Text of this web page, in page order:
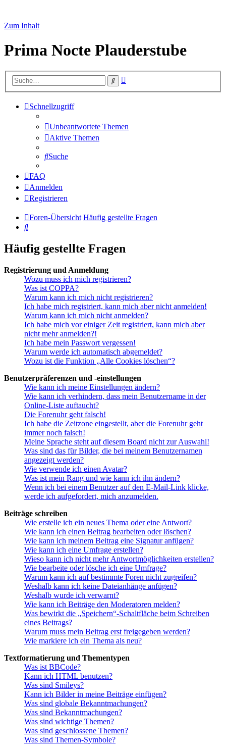
Zum Inhalt
Prima Nocte Plauderstube
Suche
Schnellzugriff
Unbeantwortete Themen
Aktive Themen
Suche
FAQ
Anmelden
Registrieren
Foren-Übersicht Häufig gestellte Fragen
Suche
Häufig gestellte Fragen
Registrierung und Anmeldung
Wozu muss ich mich registrieren?
Was ist COPPA?
Warum kann ich mich nicht registrieren?
Ich habe mich registriert, kann mich aber nicht anmelden!
Warum kann ich mich nicht anmelden?
Ich habe mich vor einiger Zeit registriert, kann mich aber
nicht mehr anmelden?!
Ich habe mein Passwort vergessen!
Warum werde ich automatisch abgemeldet?
Wozu ist die Funktion „Alle Cookies löschen“?
Benutzerpräferenzen und -einstellungen
Wie kann ich meine Einstellungen ändern?
Wie kann ich verhindern, dass mein Benutzername in der
Online-Liste auftaucht?
Die Forenuhr geht falsch!
Ich habe die Zeitzone eingestellt, aber die Forenuhr geht
immer noch falsch!
Meine Sprache steht auf diesem Board nicht zur Auswahl!
Was sind das für Bilder, die bei meinem Benutzernamen
angezeigt werden?
Wie verwende ich einen Avatar?
Was ist mein Rang und wie kann ich ihn ändern?
Wenn ich bei einem Benutzer auf den E-Mail-Link klicke,
werde ich aufgefordert, mich anzumelden.
Beiträge schreiben
Wie erstelle ich ein neues Thema oder eine Antwort?
Wie kann ich einen Beitrag bearbeiten oder löschen?
Wie kann ich meinem Beitrag eine Signatur anfügen?
Wie kann ich eine Umfrage erstellen?
Wieso kann ich nicht mehr Antwortmöglichkeiten erstellen?
Wie bearbeite oder lösche ich eine Umfrage?
Warum kann ich auf bestimmte Foren nicht zugreifen?
Weshalb kann ich keine Dateianhänge anfügen?
Weshalb wurde ich verwarnt?
Wie kann ich Beiträge den Moderatoren melden?
Was bewirkt die „Speichern“-Schaltfläche beim Schreiben
eines Beitrags?
Warum muss mein Beitrag erst freigegeben werden?
Wie markiere ich ein Thema als neu?
Textformatierung und Thementypen
Was ist BBCode?
Kann ich HTML benutzen?
Was sind Smileys?
Kann ich Bilder in meine Beiträge einfügen?
Was sind globale Bekanntmachungen?
Was sind Bekanntmachungen?
Was sind wichtige Themen?
Was sind geschlossene Themen?
Was sind Themen-Symbole?